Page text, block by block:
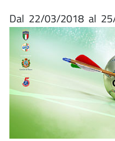
Dal 22/03/2018 al